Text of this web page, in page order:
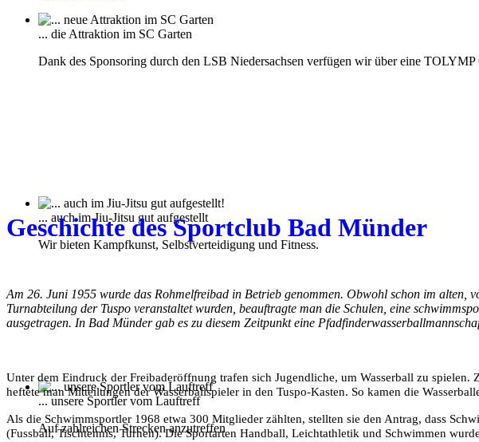
... die Attraktion im SC Garten
Dank des Sponsoring durch den LSB Niedersachsen verfügen wir über eine
... auch im Jiu-Jitsu gut aufgestellt
Wir bieten Kampfkunst, Selbstverteidigung und Fitness.
... unsere Sportler vom Lauftreff
Auf zahlreichen Strecken anzutreffen
Geschichte des Sportclub Bad Münder
Am 26. Juni 1955 wurde das Rohmelfreibad in Betrieb genommen. Obwohl schon im
Turnabteilung der Tuspo veranstaltet wurden, beauftragte man die Schulen, eine
ausgetragen. In Bad Münder gab es zu diesem Zeitpunkt eine
Unter dem Eindruck der Freibaderöffnung trafen sich Jugendliche, um Wasserball zu
heftete man Mitteilungen der Wasserballspieler in den Tuspo-Kasten. So kamen die
Als die Schwimmsportler 1968 etwa 300 Mitglieder zählten, stellten sie den Antrag, dass
(Fussball, Tischtennis, Turnen). Die Sportarten Handball, Leichtathletik und Schwimmen